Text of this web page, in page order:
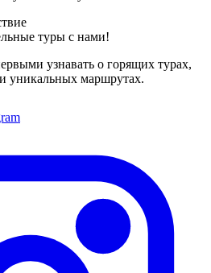
туры с нами!
узнавать о горящих турах,
уникальных маршрутах.